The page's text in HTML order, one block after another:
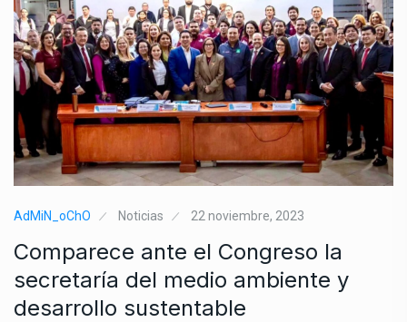
AdMiN_oChO Noticias 22 noviembre, 2023
Comparece ante el Congreso la
secretaría del medio ambiente y
desarrollo sustentable